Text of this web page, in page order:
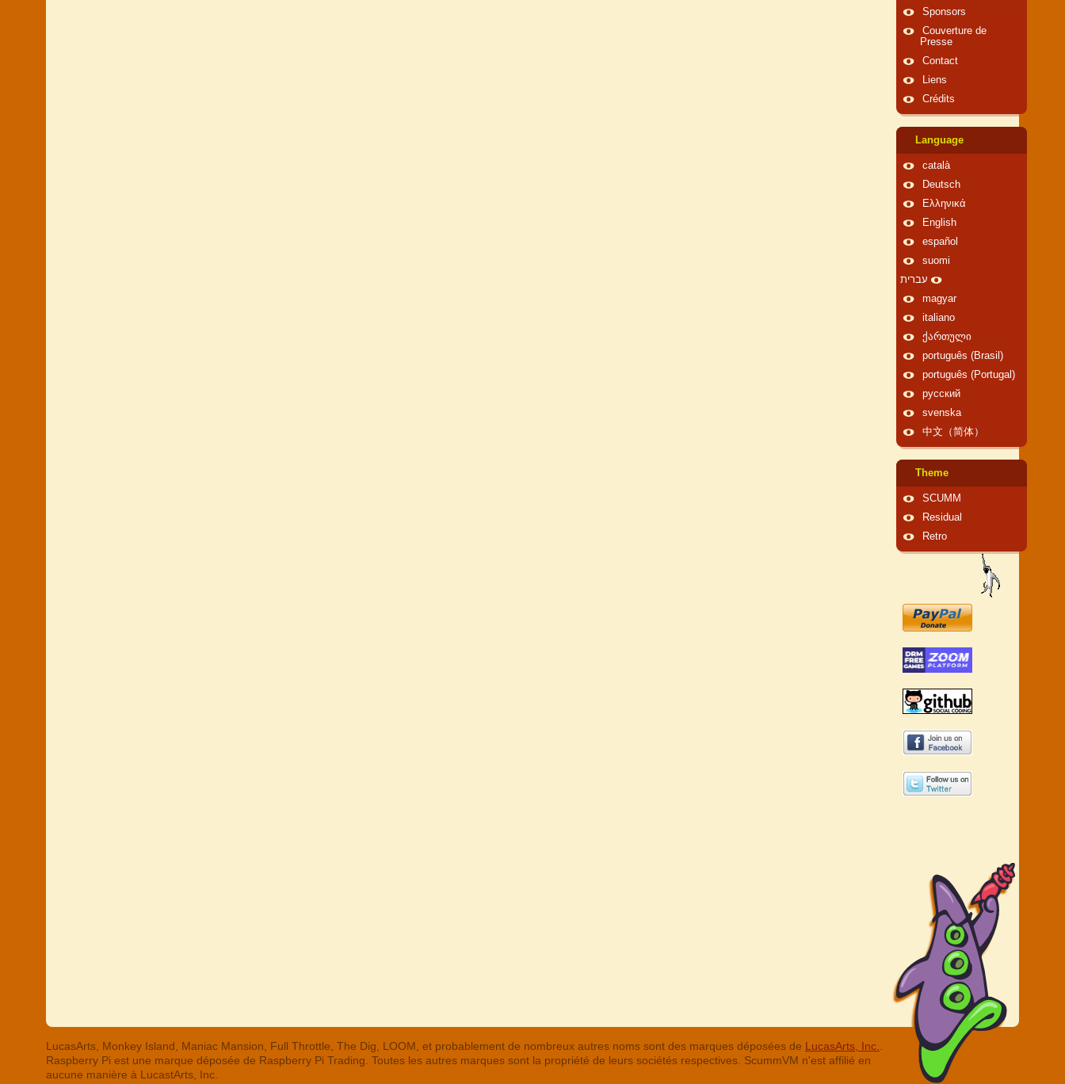
Sponsors
Couverture de
Presse
Contact
Liens
Crédits
Language
català
Deutsch
Ελληνικά
English
español
suomi
עברית
magyar
italiano
ქართული
português (Brasil)
português (Portugal)
русский
svenska
中文（简体）
Theme
SCUMM
Residual
Retro
LucasArts, Monkey Island, Maniac Mansion, Full Throttle, The Dig, LOOM, et probablement de nombreux autres noms sont des marques déposées de LucasArts, Inc.
Raspberry Pi est une marque déposée de Raspberry Pi Trading. Toutes les autres marques sont la propriété de leurs sociétés respectives. ScummVM n'est affilié en
aucune manière à LucastArts, Inc.